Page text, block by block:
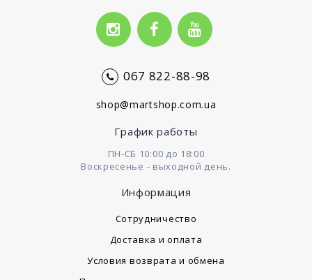
067 822-88-98
shop@martshop.com.ua
График работы
ПН-СБ 10:00 до 18:00
Воскресенье - выходной день.
Информация
Сотрудничество
Доставка и оплата
Условия возврата и обмена